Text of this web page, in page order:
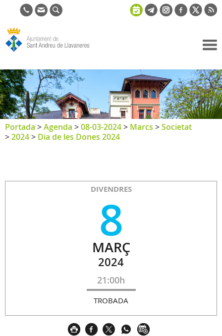
de Sant
Andreu de
Llavaneres
Portada >Agenda >08-03-2024> Marcs >Societat
>2024> Dia de les Dones 2024
DIVENDRES
8
MARÇ
2024
21:00h
TROBADA